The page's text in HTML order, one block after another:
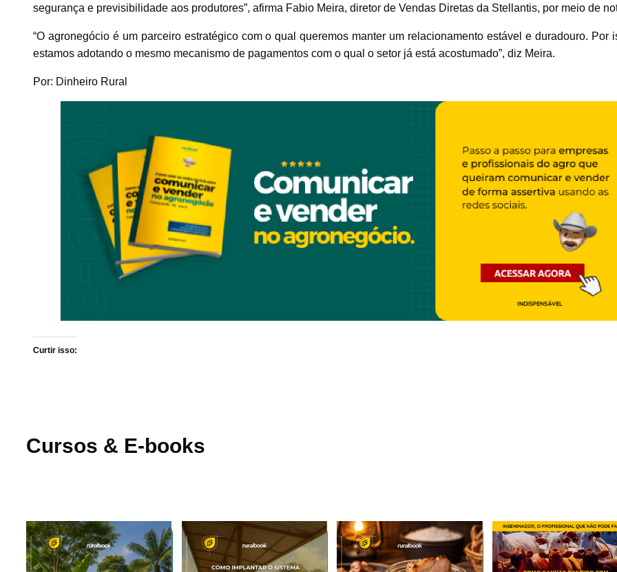
segurança e previsibilidade aos produtores”, afirma Fabio Meira, diretor de Vendas Diretas da Stellantis, por meio de
“O agronegócio é um parceiro estratégico com o qual queremos manter um relacionamento estável e duradouro. Por
estamos adotando o mesmo mecanismo de pagamentos com o qual o setor já está acostumado”, diz Meira.
Por: Dinheiro Rural
Curtir isso:
Cursos & E-books